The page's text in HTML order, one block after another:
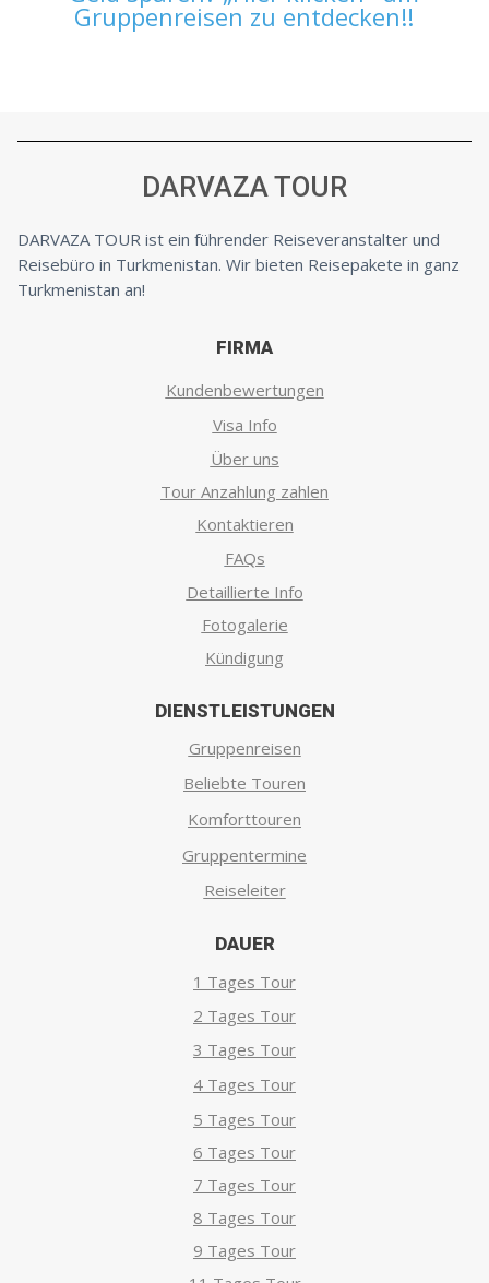
Gruppenreisen zu entdecken!!
DARVAZA TOUR
DARVAZA TOUR ist ein führender Reiseveranstalter und
Reisebüro in Turkmenistan. Wir bieten Reisepakete in ganz
Turkmenistan an!
FIRMA
Kundenbewertungen
Visa Info
Über uns
Tour Anzahlung zahlen
Kontaktieren
FAQs
Detaillierte Info
Fotogalerie
Kündigung
DIENSTLEISTUNGEN
Gruppenreisen
Beliebte Touren
Komforttouren
Gruppentermine
Reiseleiter
DAUER
1 Tages Tour
2 Tages Tour
3 Tages Tour
4 Tages Tour
5 Tages Tour
6 Tages Tour
7 Tages Tour
8 Tages Tour
9 Tages Tour